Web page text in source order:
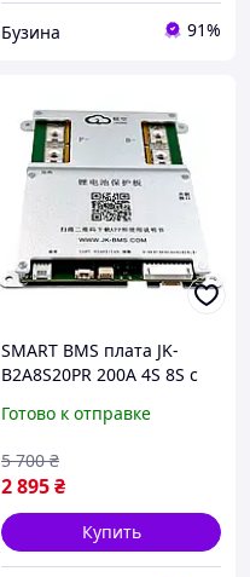
Бузина 91%
SMART BMS плата JK-
B2A8S20PR 200A 4S 8S с
и RS485 для LiFePO4, Li-
Готово к отправке
2 895₴
5 700 ₴
Купить